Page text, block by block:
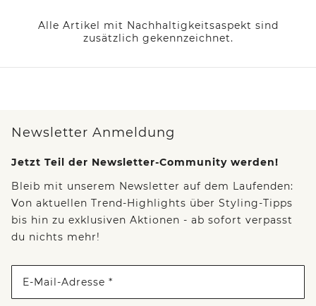
Alle Artikel mit Nachhaltigkeitsaspekt sind
zusätzlich gekennzeichnet.
Newsletter Anmeldung
Jetzt Teil der Newsletter-Community werden!
Bleib mit unserem Newsletter auf dem Laufenden:
Von aktuellen Trend-Highlights über Styling-Tipps
bis hin zu exklusiven Aktionen - ab sofort verpasst
du nichts mehr!
E-Mail-Adresse *